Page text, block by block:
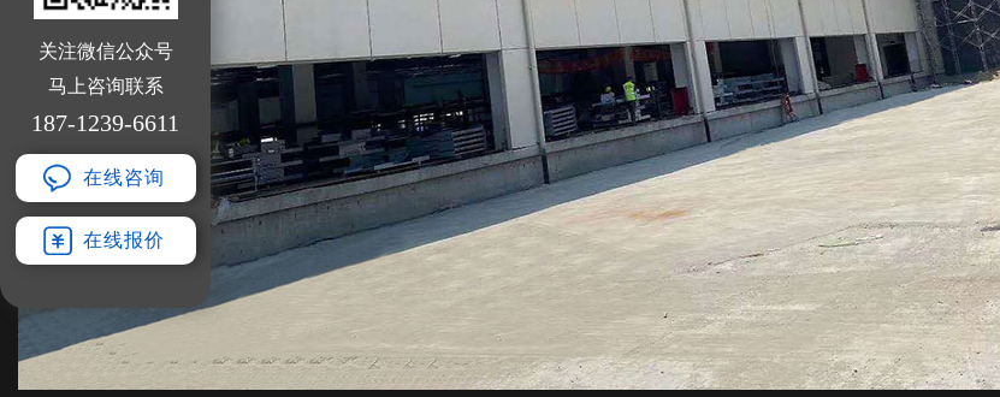
关注微信公众号
马上咨询联系
187-1239-6611
在线咨询
在线报价